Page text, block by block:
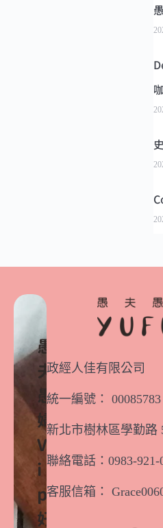
政經人佳有限公司
統一編號： 00085783
新北市樹林區學勤路
聯絡電話：0983-921-
客服信箱：
愚
夫
愚
婦
V
i
p
好